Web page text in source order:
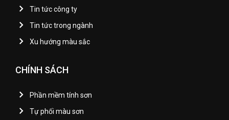
Tin tức công ty
Tin tức trong ngành
Xu hướng màu sắc
CHÍNH SÁCH
Phần mềm tính sơn
Tự phối màu sơn